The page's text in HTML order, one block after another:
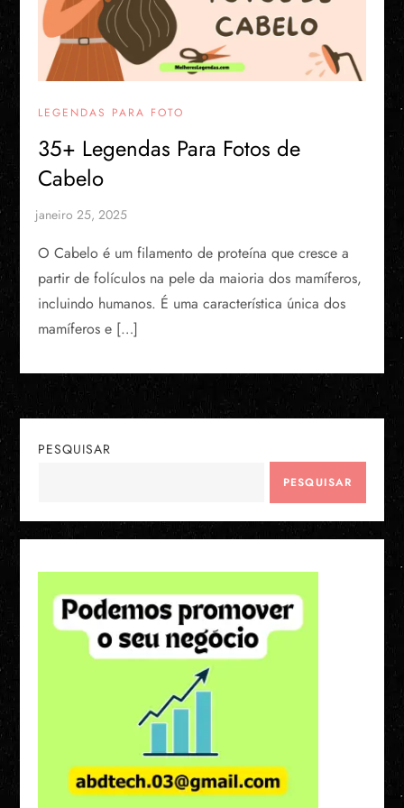
LEGENDAS PARA FOTO
35+ Legendas Para Fotos de
Cabelo
O Cabelo é um filamento de proteína que cresce a
partir de folículos na pele da maioria dos mamíferos,
incluindo humanos. É uma característica única dos
mamíferos e […]
PESQUISAR
PESQUISAR